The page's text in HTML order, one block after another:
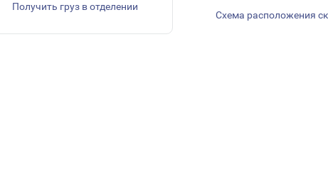
Схема расположения
Получить груз в отделении